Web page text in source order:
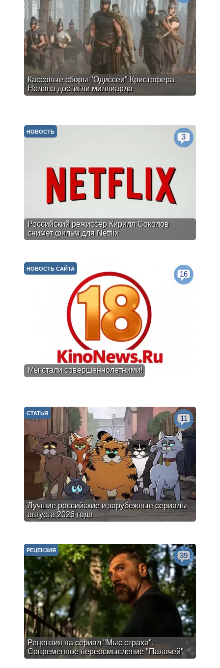
Кассовые сборы "Одиссеи" Кристофера
Нолана достигли миллиарда
Российский режиссер Кирилл Соколов
снимет фильм для Netflix
НОВОСТЬ
3
Мы стали совершеннолетними!
НОВОСТЬ САЙТА
16
Лучшие российские и зарубежные сериалы
августа 2026 года
СТАТЬЯ
11
Рецензия на сериал "Мыс страха".
Современное переосмысление "Палачей"
РЕЦЕНЗИЯ
39